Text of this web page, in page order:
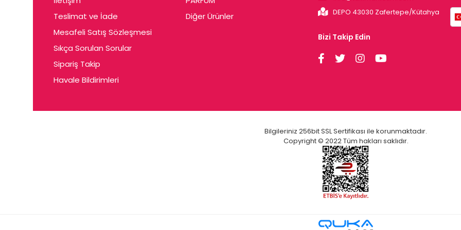
Cerin
Ceta
Ceyda
Chris
Ciey
Cleo
Teslimat ve İade
Mesafeli Satış Sözleşmesi
Sıkça Sorulan Sorular
Sipariş Takip
Havale Bildirimleri
Diğer Ürünler
DEPO 43030 Zafertepe/Kütahya
Bizi Takip Edin
Bilgileriniz 256bit SSL Sertifikası ile korunmaktadır.
Copyright © 2022 Tüm hakları saklıdır.